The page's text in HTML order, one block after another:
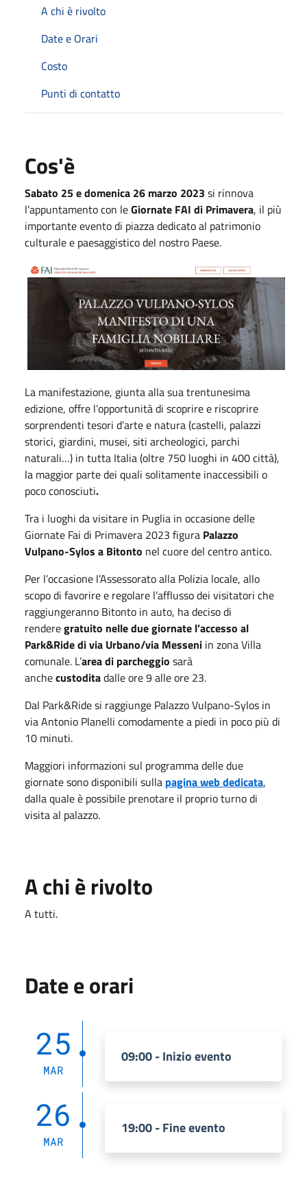
A chi è rivolto
Date e Orari
Costo
Punti di contatto
Cos'è
Sabato 25 e domenica 26 marzo 2023 si rinnova
l’appuntamento con leGiornate FAI di Primavera, il più
importante evento di piazza dedicato al patrimonio
culturale e paesaggistico del nostro Paese.
La manifestazione, giunta alla sua trentunesima
edizione, offre l’opportunità di scoprire e riscoprire
sorprendenti tesori d’arte e natura (castelli, palazzi
storici, giardini, musei, siti archeologici, parchi
naturali…) in tutta Italia (oltre 750 luoghi in 400 città),
la maggior parte dei quali solitamente inaccessibili o
poco conosciuti.
Tra i luoghi da visitare in Puglia in occasione delle
Giornate Fai di Primavera 2023 figura Palazzo
Vulpano-Sylos a Bitonto nel cuore del centro antico.
Per l’occasione l’Assessorato alla Polizia locale, allo
scopo di favorire e regolare l’afflusso dei visitatori che
raggiungeranno Bitonto in auto, ha deciso di
renderegratuito nelle due giornate l’accesso al
Park&Ride di via Urbano/via Messeni in zona Villa
comunale. L’area di parcheggio sarà
anchecustoditadalle ore 9 alle ore 23.
Dal Park&Ride si raggiunge Palazzo Vulpano-Sylos in
via Antonio Planelli comodamente a piedi in poco più di
10 minuti.
Maggiori informazioni sul programma delle due
giornate sono disponibili sulla pagina web dedicata,
dalla quale è possibile prenotare il proprio turno di
visita al palazzo.
A chi è rivolto
A tutti.
Date e orari
25
MAR
09:00 - Inizio evento
26
MAR
19:00 - Fine evento